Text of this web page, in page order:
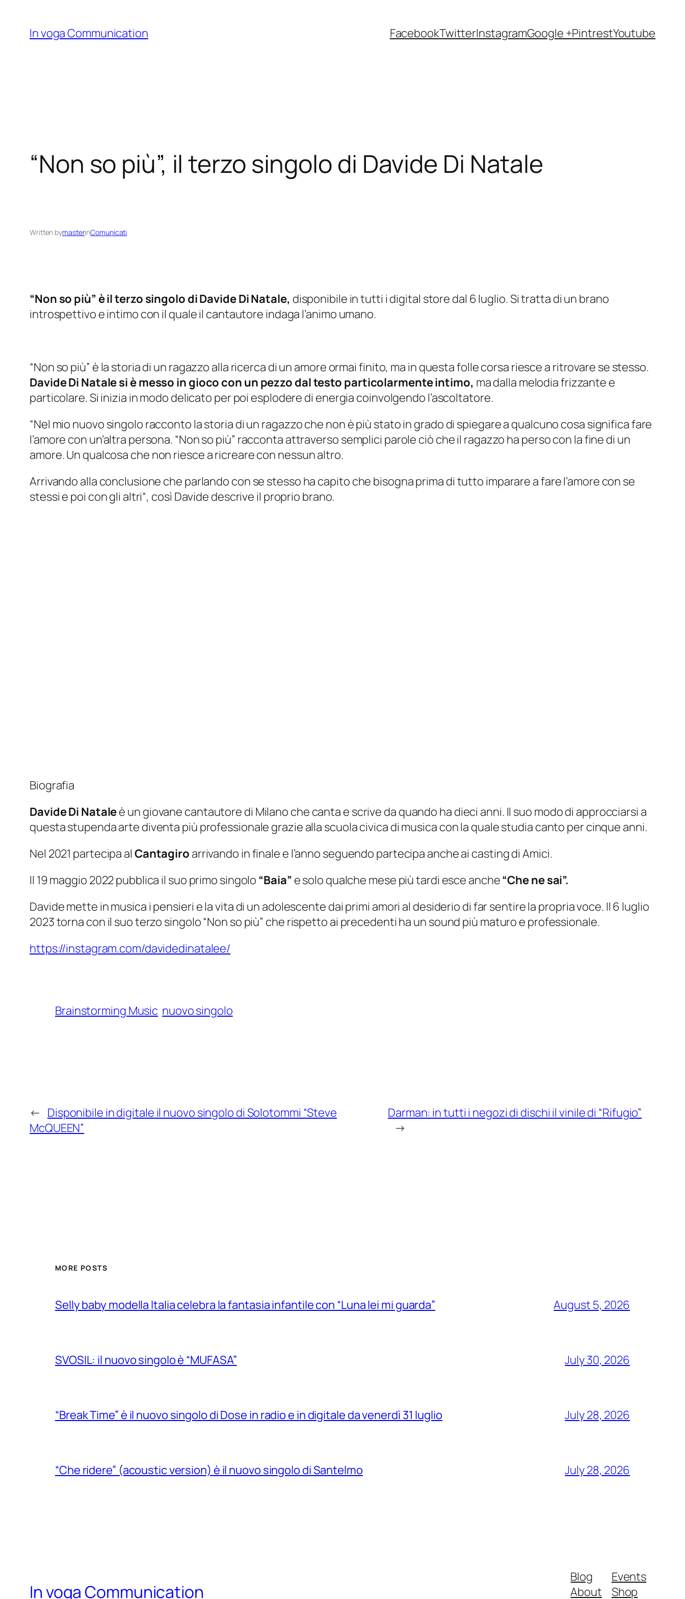
content
In voga Communication FacebookTwitterInstagramGoogle +PintrestYoutube
“Non so più”, il terzo singolo di Davide Di Natale
Written bymasterinComunicati
“Non so più” è il terzo singolo di Davide Di Natale, disponibile in tutti i digital store dal 6 luglio. Si tratta di un brano
introspettivo e intimo con il quale il cantautore indaga l’animo umano.
“Non so più” è la storia di un ragazzo alla ricerca di un amore ormai finito, ma in questa folle corsa riesce a ritrovare se stesso.
Davide Di Natale si è messo in gioco con un pezzo dal testo particolarmente intimo, ma dalla melodia frizzante e
particolare. Si inizia in modo delicato per poi esplodere di energia coinvolgendo l’ascoltatore.
“Nel mio nuovo singolo racconto la storia di un ragazzo che non è più stato in grado di spiegare a qualcuno cosa significa fare
l’amore con un’altra persona. “Non so più” racconta attraverso semplici parole ciò che il ragazzo ha perso con la fine di un
amore. Un qualcosa che non riesce a ricreare con nessun altro.
Arrivando alla conclusione che parlando con se stesso ha capito che bisogna prima di tutto imparare a fare l’amore con se
stessi e poi con gli altri“, così Davide descrive il proprio brano.
Biografia
Davide Di Nataleè un giovane cantautore di Milano che canta e scrive da quando ha dieci anni. Il suo modo di approcciarsi a
questa stupenda arte diventa più professionale grazie alla scuola civica di musica con la quale studia canto per cinque anni.
Nel 2021 partecipa al Cantagiro arrivando in finale e l’anno seguendo partecipa anche ai casting di Amici.
Il 19 maggio 2022 pubblica il suo primo singolo “Baia” e solo qualche mese più tardi esce anche“Che ne sai”.
Davide mette in musica i pensieri e la vita di un adolescente dai primi amori al desiderio di far sentire la propria voce. Il 6 luglio
2023 torna con il suo terzo singolo “Non so più” che rispetto ai precedenti ha un sound più maturo e professionale.
https://instagram.com/davidedinatalee/
Brainstorming Music nuovo singolo
← Disponibile in digitale il nuovo singolo di Solotommi “Steve
McQUEEN”
Darman: in tutti i negozi di dischi il vinile di “Rifugio”
→
MORE POSTS
Selly baby modella Italia celebra la fantasia infantile con “Luna lei mi guarda” August 5, 2026
SVOSIL: il nuovo singolo è “MUFASA” July 30, 2026
“Break Time” è il nuovo singolo di Dose in radio e in digitale da venerdì 31 luglio July 28, 2026
“Che ridere” (acoustic version) è il nuovo singolo di Santelmo July 28, 2026
In voga Communication
Blog
About
Events
Shop